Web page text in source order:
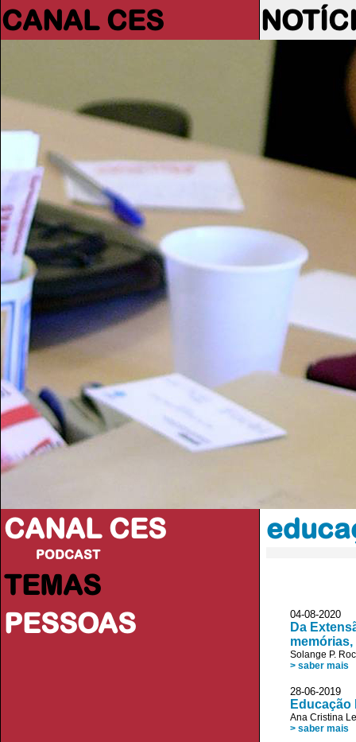
CANAL CES
CANAL CES
PODCAST
TEMAS
PESSOAS
04-08-
Da
Solange P.
> saber mais
28-06-
Educação
Ana Cristina
> saber mais